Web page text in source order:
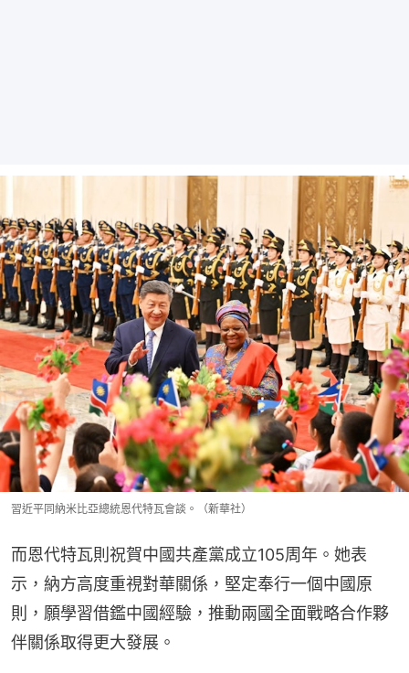
習近平同納米比亞總統恩代特瓦會談。（新華社）
而恩代特瓦則祝賀中國共產黨成立105周年。她表
示，納方高度重視對華關係，堅定奉行一個中國原
則，願學習借鑑中國經驗，推動兩國全面戰略合作夥
伴關係取得更大發展。